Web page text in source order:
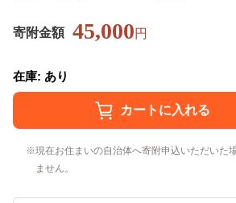
寄附金額 45,000円
在庫: あり
現在お住まいの自治体へ寄附申込いただいた
ません。